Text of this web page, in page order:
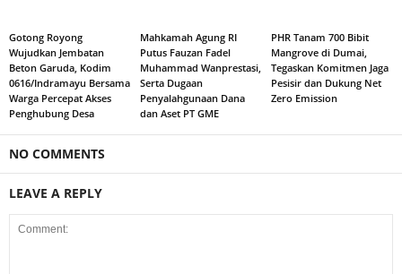
Gotong Royong
Wujudkan Jembatan
Beton Garuda, Kodim
0616/Indramayu Bersama
Warga Percepat Akses
Penghubung Desa
Mahkamah Agung RI
Putus Fauzan Fadel
Muhammad Wanprestasi,
Serta Dugaan
Penyalahgunaan Dana
dan Aset PT GME
PHR Tanam 700 Bibit
Mangrove di Dumai,
Tegaskan Komitmen Jaga
Pesisir dan Dukung Net
Zero Emission
NO COMMENTS
LEAVE A REPLY